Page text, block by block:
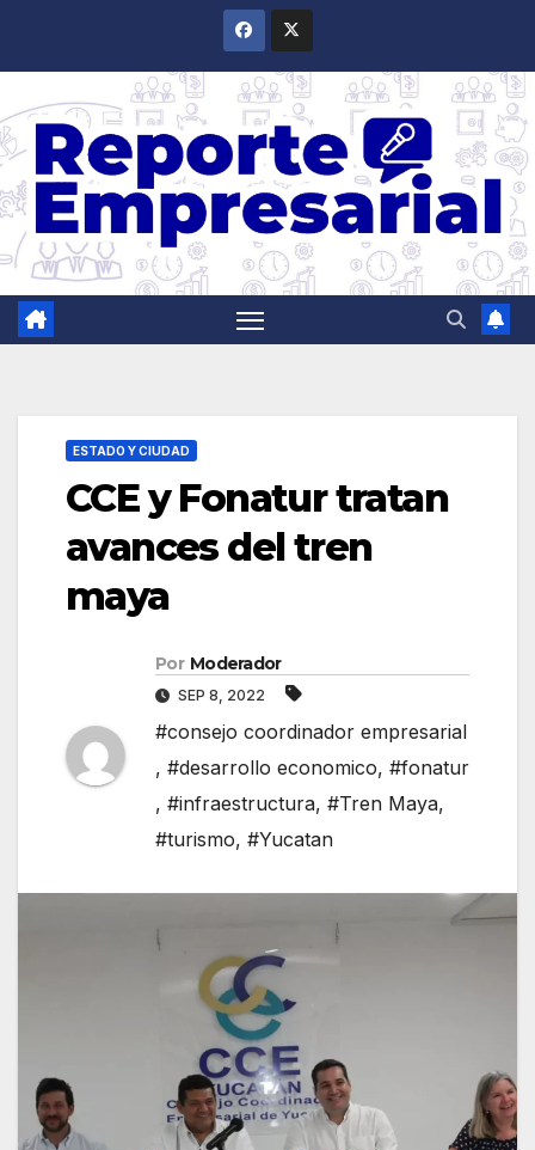
ESTADO Y CIUDAD
CCE y Fonatur tratan
avances del tren
maya
Por Moderador
SEP 8, 2022
#consejo coordinador empresarial
, #desarrollo economico, #fonatur
, #infraestructura, #Tren Maya,
#turismo, #Yucatan